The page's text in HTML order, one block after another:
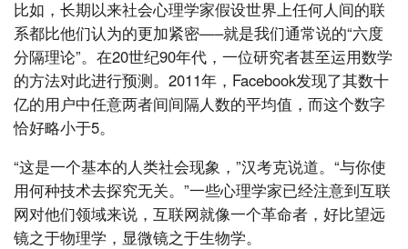
比如，长期以来社会心理学家假设世界上任何人间的联
系都比他们认为的更加紧密—–就是我们通常说的“六度
分隔理论”。在20世纪90年代，一位研究者甚至运用数学
的方法对此进行预测。2011年，Facebook发现了其数十
亿的用户中任意两者间间隔人数的平均值，而这个数字
恰好略小于5。
“这是一个基本的人类社会现象，”汉考克说道。“与你使
用何种技术去探究无关。”一些心理学家已经注意到互联
网对他们领域来说，互联网就像一个革命者，好比望远
镜之于物理学，显微镜之于生物学。